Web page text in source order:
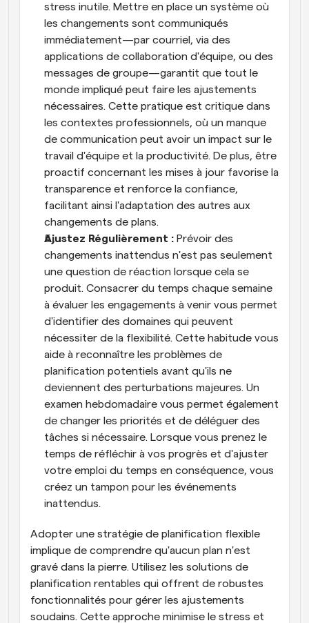
stress inutile. Mettre en place un système où
les changements sont communiqués
immédiatement—par courriel, via des
applications de collaboration d'équipe, ou des
messages de groupe—garantit que tout le
monde impliqué peut faire les ajustements
nécessaires. Cette pratique est critique dans
les contextes professionnels, où un manque
de communication peut avoir un impact sur le
travail d'équipe et la productivité. De plus, être
proactif concernant les mises à jour favorise la
transparence et renforce la confiance,
facilitant ainsi l'adaptation des autres aux
changements de plans.
Ajustez Régulièrement : Prévoir des
changements inattendus n'est pas seulement
une question de réaction lorsque cela se
produit. Consacrer du temps chaque semaine
à évaluer les engagements à venir vous permet
d'identifier des domaines qui peuvent
nécessiter de la flexibilité. Cette habitude vous
aide à reconnaître les problèmes de
planification potentiels avant qu'ils ne
deviennent des perturbations majeures. Un
examen hebdomadaire vous permet également
de changer les priorités et de déléguer des
tâches si nécessaire. Lorsque vous prenez le
temps de réfléchir à vos progrès et d'ajuster
votre emploi du temps en conséquence, vous
créez un tampon pour les événements
inattendus.
Adopter une stratégie de planification flexible
implique de comprendre qu'aucun plan n'est
gravé dans la pierre. Utilisez les solutions de
planification rentables qui offrent de robustes
fonctionnalités pour gérer les ajustements
soudains. Cette approche minimise le stress et